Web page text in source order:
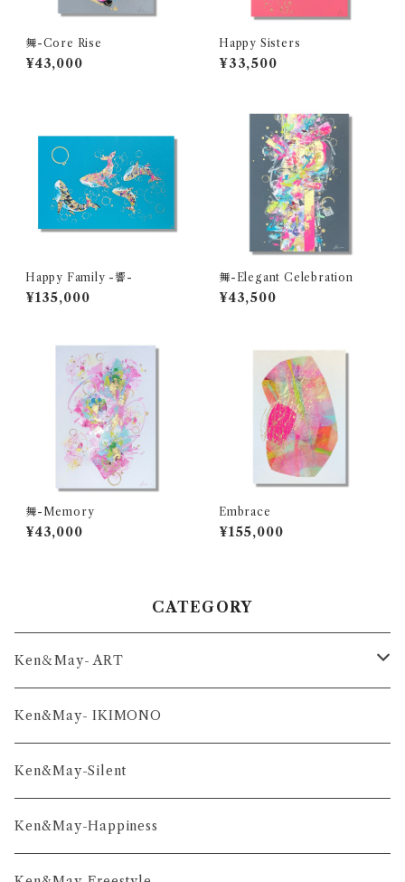
舞-Core Rise
¥43,000
Happy Sisters
¥33,500
Happy Family -響-
¥135,000
舞-Elegant Celebration
¥43,500
舞-Memory
¥43,000
Embrace
¥155,000
CATEGORY
Ken＆May- ART
舞-series
凛-series
雅-series
Ken&May- IKIMONO
Ken&May-Silent
Ken&May-Happiness